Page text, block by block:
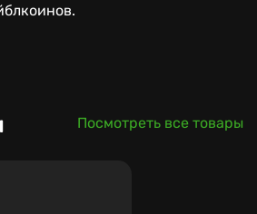
Посмотреть все товары